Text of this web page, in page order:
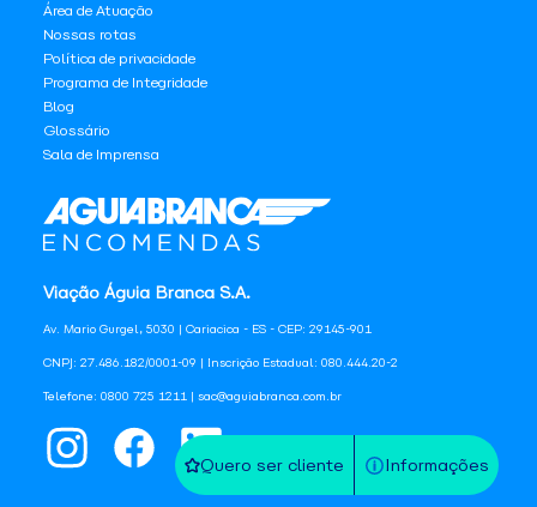
Quero ser cliente Informações
Viação Águia Branca S.A.
Av. Mario Gurgel, 5030 | Cariacica - ES - CEP: 29145-901
CNPJ: 27.486.182/0001-09 | Inscrição Estadual: 080.444.20-2
Telefone: 0800 725 1211 | sac@aguiabranca.com.br
Área de Atuação
Nossas rotas
Política de privacidade
Programa de Integridade
Blog
Glossário
Sala de Imprensa